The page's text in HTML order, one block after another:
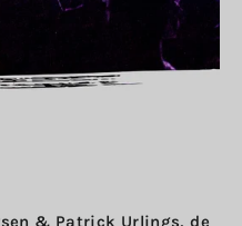
& Patrick Urlings, de